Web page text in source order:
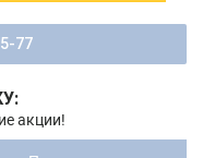
77
акции!